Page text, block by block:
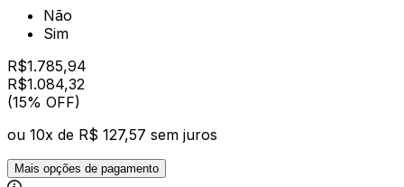
Não
Sim
R$1.785,94
R$1.084,32
(15% OFF)
ou 10x de R$ 127,57 sem juros
Mais opções de pagamento